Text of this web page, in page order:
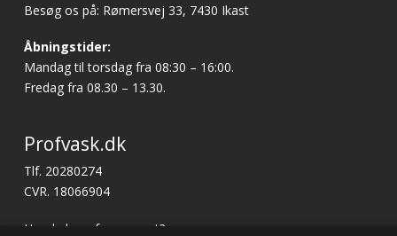
Besøg os på: Rømersvej 33, 7430 Ikast
Åbningstider:
Mandag til torsdag fra 08:30 – 16:00.
Fredag fra 08.30 – 13.30.
Profvask.dk
Tlf. 20280274
CVR. 18066904
Har du brug for support?